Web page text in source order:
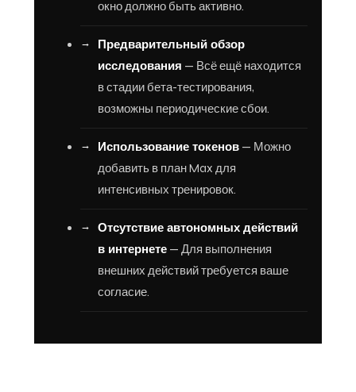
окно должно быть активно.
Предварительный обзор
исследования — Всё ещё находится
в стадии бета-тестирования,
возможны периодические сбои.
Использование токенов— Можно
добавить в план Max для
интенсивных тренировок.
Отсутствие автономных действий
в интернете— Для выполнения
внешних действий требуется ваше
согласие.